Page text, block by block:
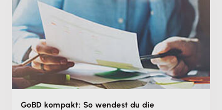
GoBD kompakt: So wendest du die